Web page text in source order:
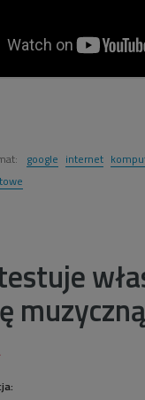
google internet
muzyczną